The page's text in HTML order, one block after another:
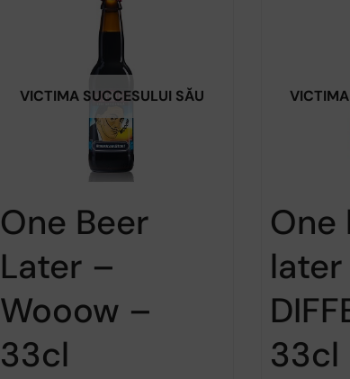
VICTIMA SUCCESULUI SĂU
One Beer
Later –
Wooow –
33cl
One
later
33cl